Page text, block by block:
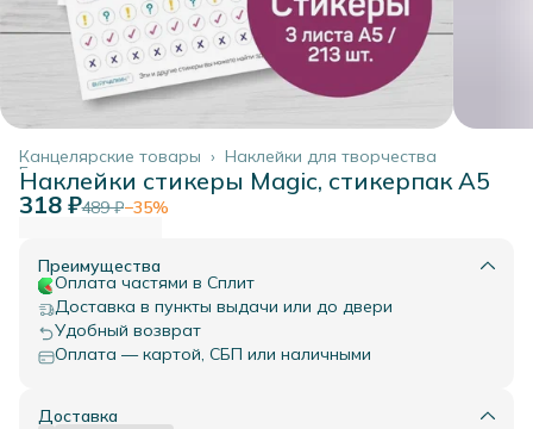
Наклейки для творчества
Канцелярские товары ›
Главная ›
Наклейки стикеры Magic, стикерпак А5
318 ₽489 ₽−35%
Преимущества
Оплата частями в Сплит
Доставка в пункты выдачи или до двери
Удобный возврат
Оплата — картой, СБП или наличными
Доставка